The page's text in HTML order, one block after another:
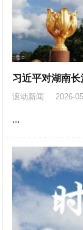
习近平对湖南
滚动新闻 2026-
...